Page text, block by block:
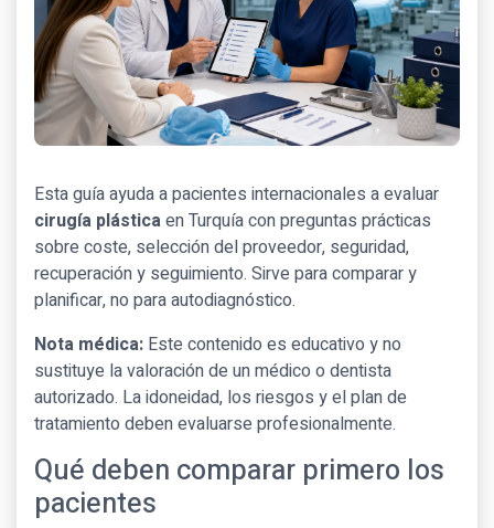
Esta guía ayuda a pacientes internacionales a evaluar
cirugía plásticaen Turquía con preguntas prácticas
sobre coste, selección del proveedor, seguridad,
recuperación y seguimiento. Sirve para comparar y
planificar, no para autodiagnóstico.
Nota médica: Este contenido es educativo y no
sustituye la valoración de un médico o dentista
autorizado. La idoneidad, los riesgos y el plan de
tratamiento deben evaluarse profesionalmente.
Qué deben comparar primero los
pacientes